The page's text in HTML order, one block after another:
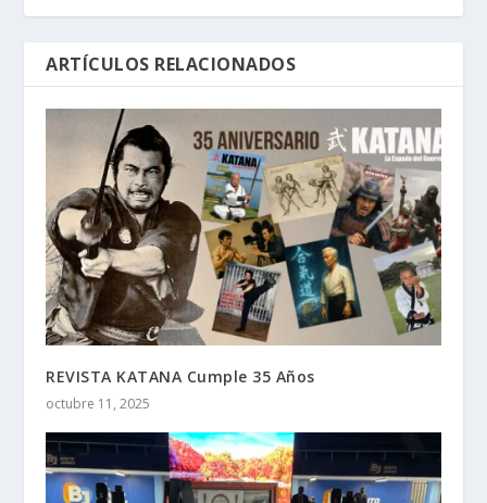
ARTÍCULOS RELACIONADOS
REVISTA KATANA Cumple 35 Años
octubre 11, 2025